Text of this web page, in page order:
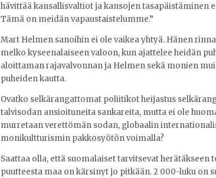
hävittää kansallisvaltiot ja kansojen tasapäistäminen
Tämä on meidän vapaustaistelumme.”
Mart Helmen sanoihin ei ole vaikea yhtyä. Hänen
melko kyseenalaiseen valoon, kun ajattelee heidän
aloittaman rajavalvonnan ja Helmen sekä monien
puheiden kautta.
Ovatko selkärangattomat poliitikot heijastus
talvisodan ansioituneita sankareita, mutta ei ole
murretaan verettömän sodan, globaalin
monikultturismin pakkosyötön voimalla?
Saattaa olla, että suomalaiset tarvitsevat
puutteesta maa on kärsinyt jo pitkään. 2 000-luku on